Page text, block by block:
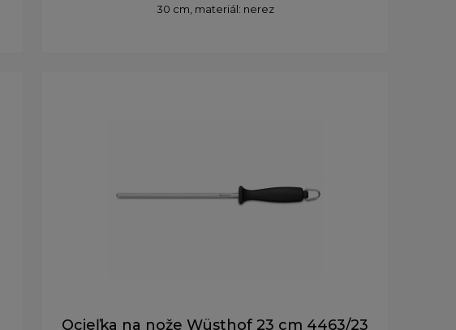
30 cm, materiál: nerez
Ocieľka na nože Wüsthof 23 cm 4463/23